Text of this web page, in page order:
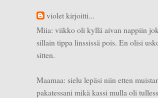
violetkirjoitti...
Miia: viikko oli kyllä aivan nappiin
sillain tippa linssissä pois. En olisi
sitten.
Maamaa: sielu lepäsi niin etten
pakatessani mikä kassi mulla oli